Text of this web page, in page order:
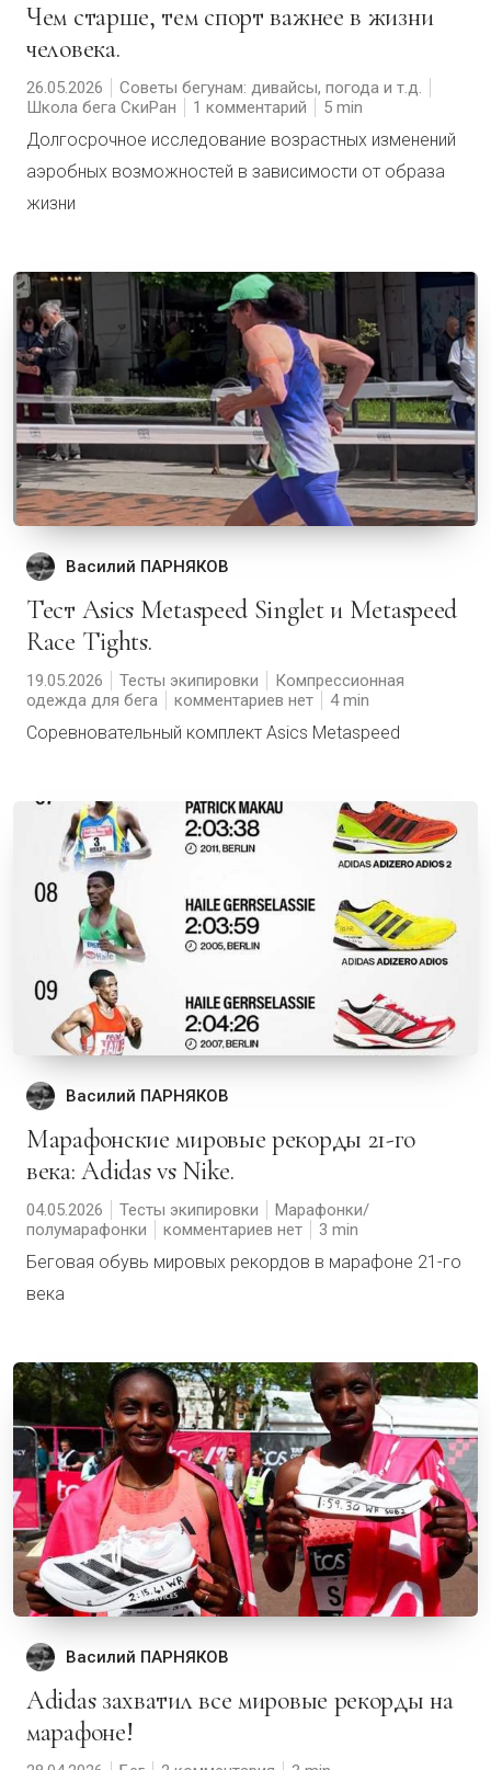
Чем старше, тем спорт важнее в жизни
человека.
26.05.2026
Советы бегунам: дивайсы, погода и т.д.
Школа бега СкиРан
1 комментарий 5
Долгосрочное исследование возрастных изменений
аэробных возможностей в зависимости от образа
жизни
Василий ПАРНЯКОВ
Тест Asics Metaspeed Singlet и Metaspeed
Race Tights.
19.05.2026 Тесты экипировки
Компрессионная
одежда для бега
комментариев нет 4
Соревновательный комплект Asics Metaspeed
Василий ПАРНЯКОВ
Марафонские мировые рекорды 21-го
века: Adidas vs Nike.
04.05.2026 Тесты экипировки
Марафонки/
полумарафонки
комментариев нет 3
Беговая обувь мировых рекордов в марафоне 21-го
века
Василий ПАРНЯКОВ
Adidas захватил все мировые рекорды на
марафоне!